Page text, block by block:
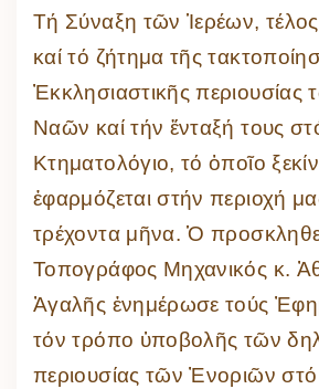
Τή Σύναξη τῶν Ἱερέων,
καί τό ζήτημα τῆς
Ἐκκλησιαστικῆς περιουσίας
Ναῶν καί τήν ἔνταξή τους
Κτηματολόγιο, τό ὁποῖο
ἐφαρμόζεται στήν περιοχή
τρέχοντα μῆνα. Ὁ
Τοπογράφος Μηχανικός κ.
Ἀγαλῆς ἐνημέρωσε τούς
τόν τρόπο ὑποβολῆς τῶν
περιουσίας τῶν Ἐνοριῶν